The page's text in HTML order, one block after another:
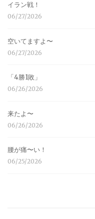
イラン戦！
06/27/2026
空いてますよ〜
06/27/2026
「4勝1敗」
06/26/2026
来たよ〜
06/26/2026
腰が痛〜い！
06/25/2026